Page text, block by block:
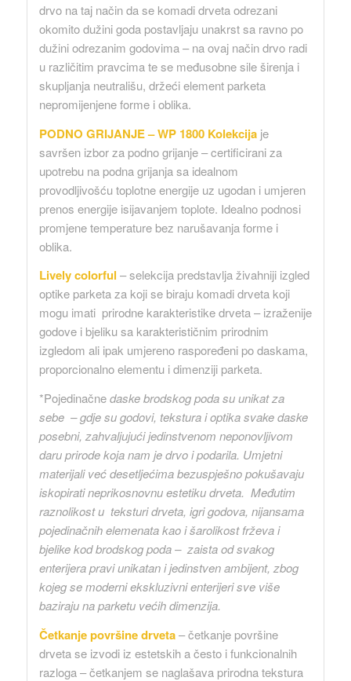
drvo na taj način da se komadi drveta odrezani
okomito dužini goda postavljaju unakrst sa ravno po
dužini odrezanim godovima – na ovaj način drvo radi
u različitim pravcima te se međusobne sile širenja i
skupljanja neutrališu, držeći element parketa
nepromijenjene forme i oblika.
PODNO GRIJANJE – WP 1800 Kolekcijaje
savršen izbor za podno grijanje – certificirani za
upotrebu na podna grijanja sa idealnom
provodljivošću toplotne energije uz ugodan i umjeren
prenos energije isijavanjem toplote. Idealno podnosi
promjene temperature bez narušavanja forme i
oblika.
Lively colorful – selekcija predstavlja živahniji izgled
optike parketa za koji se biraju komadi drveta koji
mogu imati prirodne karakteristike drveta – izraženije
godove i bjeliku sa karakterističnim prirodnim
izgledom ali ipak umjereno raspoređeni po daskama,
proporcionalno elementu i dimenziji parketa.
*Pojedinačnedaske brodskog poda su unikat za
sebe – gdje su godovi, tekstura i optika svake daske
posebni, zahvaljujući jedinstvenom neponovljivom
daru prirode koja nam je drvo i podarila. Umjetni
materijali već desetljećima bezuspješno pokušavaju
iskopirati neprikosnovnu estetiku drveta. Međutim
raznolikost u teksturi drveta, igri godova, nijansama
pojedinačnih elemenata kao i šarolikost frževa i
bjelike kod brodskog poda – zaista od svakog
enterijera pravi unikatan i jedinstven ambijent, zbog
kojeg se moderni ekskluzivni enterijeri sve više
baziraju na parketu većih dimenzija.
Četkanje površine drveta– četkanje površine
drveta se izvodi iz estetskih a često i funkcionalnih
razloga – četkanjem se naglašava prirodna tekstura